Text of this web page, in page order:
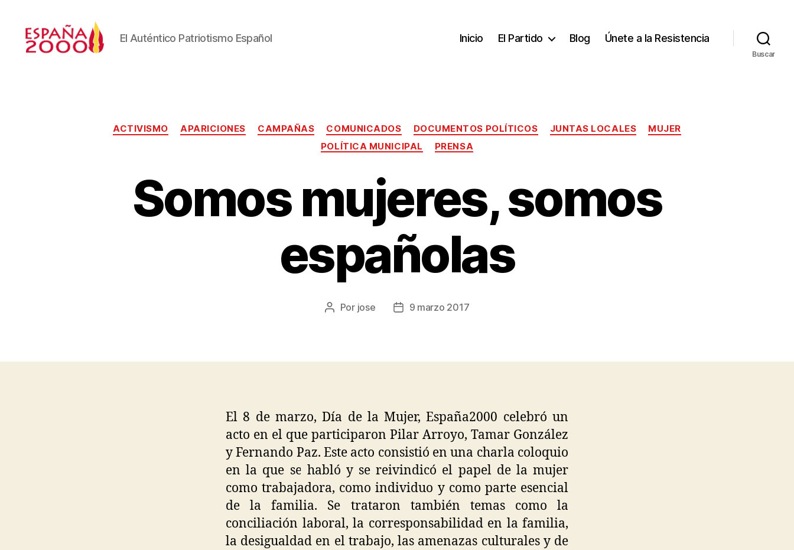
El Auténtico Patriotismo Español Inicio El Partido Blog Únete a la Resistencia
Buscar
ACTIVISMO APARICIONES CAMPAÑAS COMUNICADOS DOCUMENTOS POLÍTICOS JUNTAS LOCALES
MUJER
POLÍTICA MUNICIPAL
PRENSA
Somos mujeres, somos
españolas
Por jose 9 marzo 2017
El 8 de marzo, Día de la Mujer, España2000 celebró un
acto en el que participaron Pilar Arroyo, Tamar González
y Fernando Paz. Este acto consistió en una charla coloquio
en la que se habló y se reivindicó el papel de la mujer
como trabajadora, como individuo y como parte esencial
de la familia. Se trataron también temas como la
conciliación laboral, la corresponsabilidad en la familia,
la desigualdad en el trabajo, las amenazas culturales y de